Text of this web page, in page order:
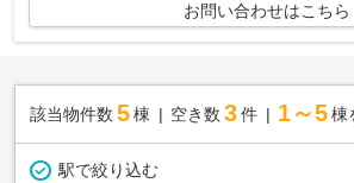
お問い合わせはこちら
該当物件数 5棟 空き数 3 件 1～5 棟
駅で絞り込む